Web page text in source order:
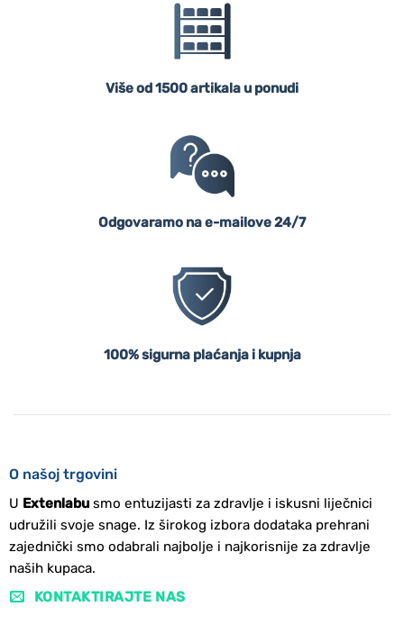
Više od 1500 artikala u ponudi
Odgovaramo na e-mailove 24/7
100% sigurna plaćanja i kupnja
O našoj trgovini
U Extenlabusmo entuzijasti za zdravlje i iskusni liječnici
udružili svoje snage. Iz širokog izbora dodataka prehrani
zajednički smo odabrali najbolje i najkorisnije za zdravlje
naših kupaca.
KONTAKTIRAJTE NAS